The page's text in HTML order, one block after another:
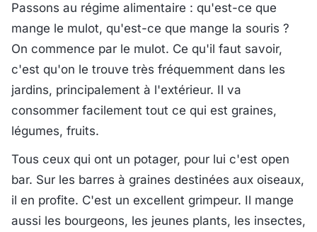
Passons au régime alimentaire : qu'est-ce que
mange le mulot, qu'est-ce que mange la souris ?
On commence par le mulot. Ce qu'il faut savoir,
c'est qu'on le trouve très fréquemment dans les
jardins, principalement à l'extérieur. Il va
consommer facilement tout ce qui est graines,
légumes, fruits.
Tous ceux qui ont un potager, pour lui c'est open
bar. Sur les barres à graines destinées aux oiseaux,
il en profite. C'est un excellent grimpeur. Il mange
aussi les bourgeons, les jeunes plants, les insectes,